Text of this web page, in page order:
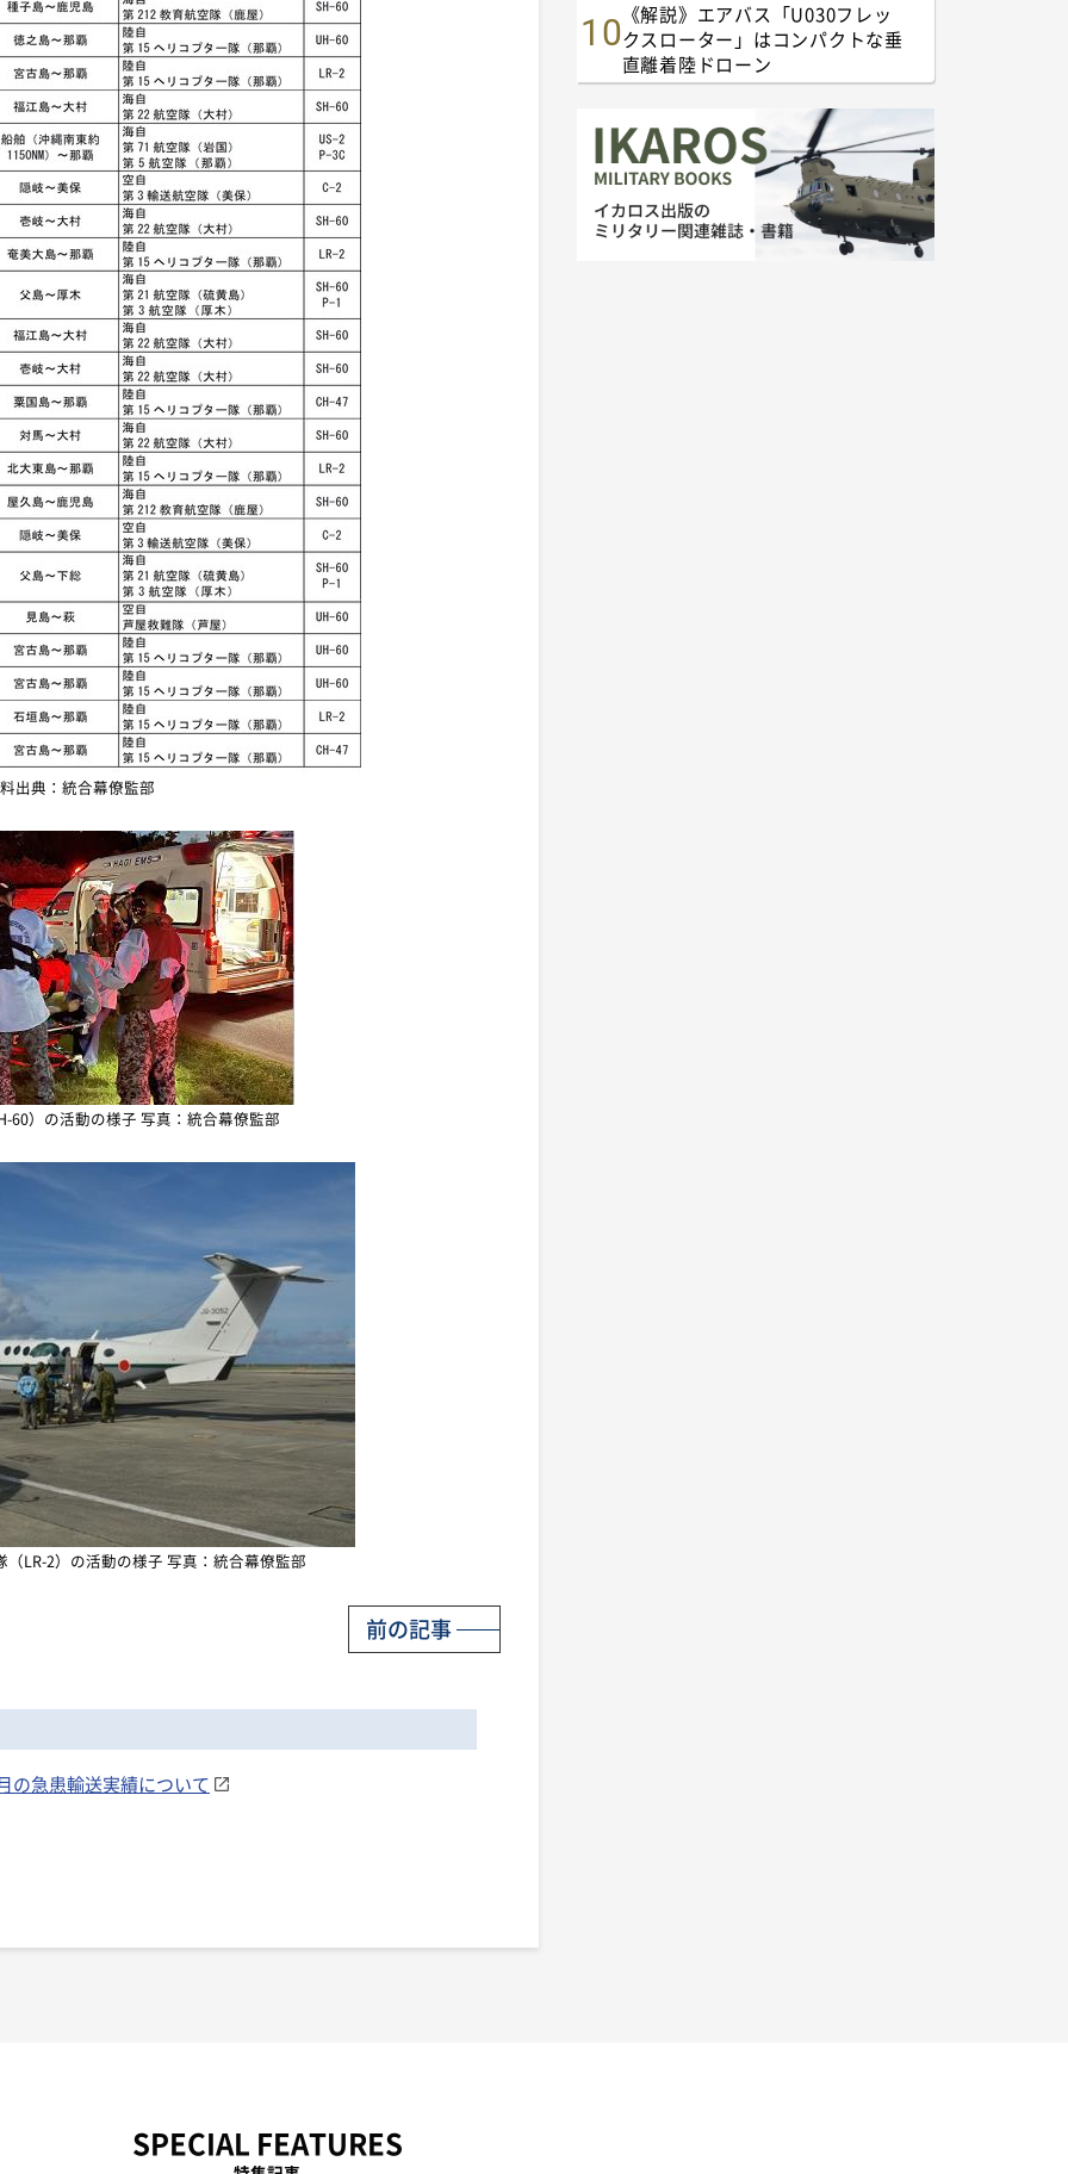
出典：統合幕僚監部
60）の活動の様子 写真：統合幕僚監部
LR-2）の活動の様子 写真：統合幕僚監部
前の記事
の急患輸送実績について
《解説》エアバス「U030フレッ
クスローター」はコンパクトな垂
直離着陸ドローン
SPECIAL FEATURES